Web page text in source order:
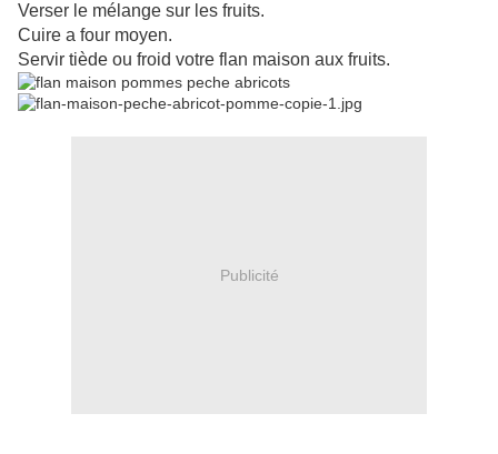
Verser le mélange sur les fruits.
Cuire a four moyen.
Servir tiède ou froid votre flan maison aux fruits.
Publicité